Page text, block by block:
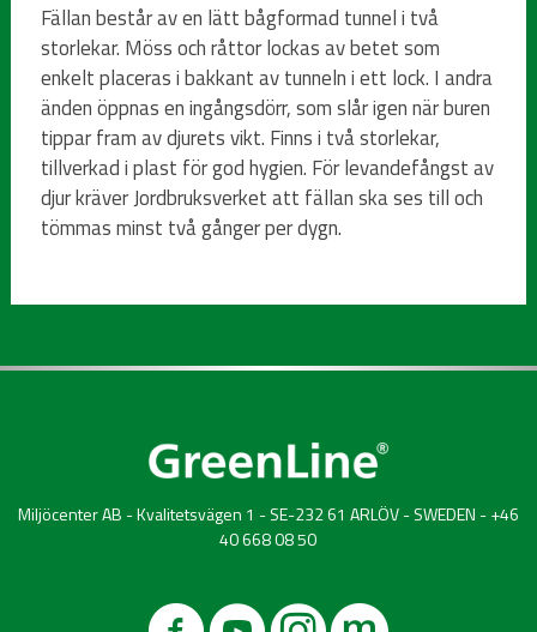
Fällan består av en lätt bågformad tunnel i två
storlekar. Möss och råttor lockas av betet som
enkelt placeras i bakkant av tunneln i ett lock. I andra
änden öppnas en ingångsdörr, som slår igen när buren
tippar fram av djurets vikt. Finns i två storlekar,
tillverkad i plast för god hygien. För levandefångst av
djur kräver Jordbruksverket att fällan ska ses till och
tömmas minst två gånger per dygn.
Miljöcenter AB - Kvalitetsvägen 1 - SE-232 61 ARLÖV - SWEDEN - +46
40 668 08 50